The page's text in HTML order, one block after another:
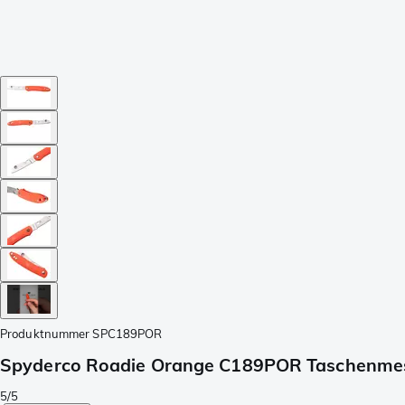
Produktnummer SPC189POR
Spyderco Roadie Orange C189POR
5/5